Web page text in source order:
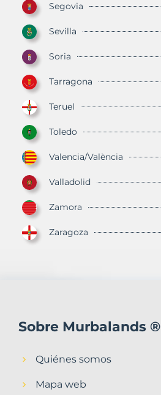
Segovia
Sevilla
Soria
Tarragona
Teruel
Toledo
Valencia/València
Valladolid
Zamora
Zaragoza
Sobre Murbalands ®
Quiénes somos
Mapa web